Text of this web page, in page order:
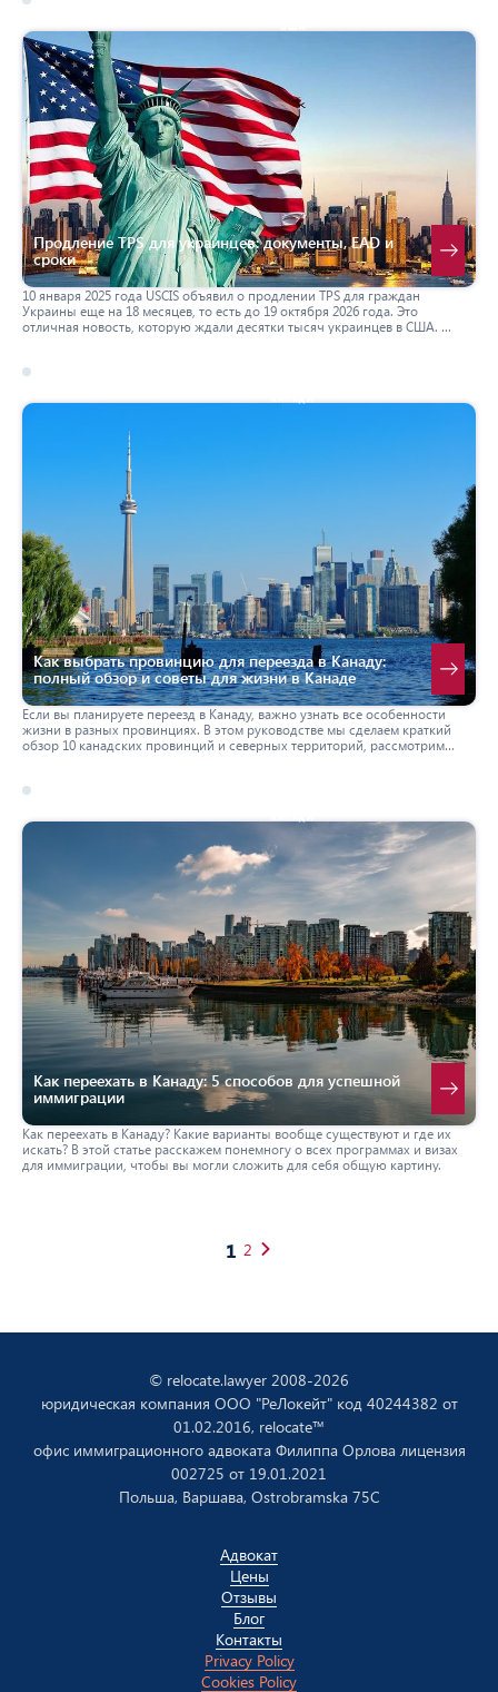
Продление TPS для украинцев: документы, EAD и
сроки
10 января 2025 года USCIS объявил о продлении TPS для граждан
Украины еще на 18 месяцев, то есть до 19 октября 2026 года. Это
отличная новость, которую ждали десятки тысяч украинцев в США.
TPS. А именно: кто может податься на продление тпс? Какие документы
на которые стоит обратить внимание.
Как выбрать провинцию для переезда в Канаду:
полный обзор и советы для жизни в Канаде
Если вы планируете переезд в Канаду, важно узнать все особенности
жизни в разных провинциях. В этом руководстве мы сделаем краткий
обзор 10 канадских провинций и северных территорий, рассмотрим
Как переехать в Канаду: 5 способов для успешной
иммиграции
Как переехать в Канаду? Какие варианты вообще существуют и где их
искать? В этой статье расскажем понемногу о всех программах и визах
для иммиграции, чтобы вы могли сложить для себя общую картину.
Posts
1 2
© relocate.lawyer 2008-2026
юридическая компания ООО "РеЛокейт" код 40244382 от
01.02.2016, relocate™
офис иммиграционного адвоката Филиппа Орлова лицензия
002725 от 19.01.2021
Польша, Варшава, Ostrobramska 75C
Aдвокат
Цены
Отзывы
Блог
Контакты
Privacy Policy
Cookies Policy